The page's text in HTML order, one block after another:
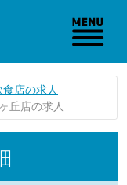
店の求人
丘店の求人